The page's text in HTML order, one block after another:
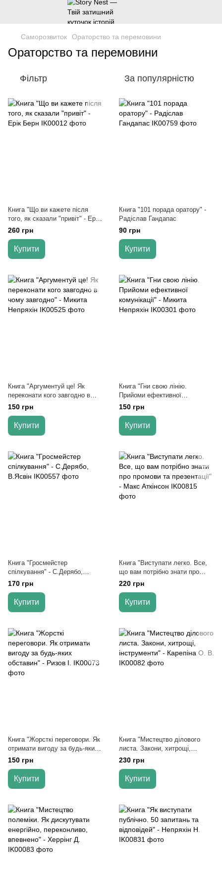
Саморозвиток Ораторство та перемовини
Ораторство та перемовини
Фільтр За популярністю
Книга "Що ви кажете після
того, як сказали "привіт" - Ерік
Берн
260 грн
Купити
Книга "101 порада оратору" -
Радіслав Гандапас
90 грн
Купити
Книга "Аргументуй це! Як
переконати кого завгодно в
чому завгодно" - Микита
Непряхін
150 грн
Купити
Книга "Гни свою лінію.
Прийоми ефективної
комунікації" - Микита Непряхін
150 грн
Купити
Книга "Гросмейстер
спілкування" - С.Дерябо,
В.Ясвін
170 грн
Купити
Книга "Виступати легко. Все,
що вам потрібно знати про
промови та презентації" - Макс
Аткінсон
220 грн
Купити
Книга "Жорсткі переговори. Як
отримати вигоду за будь-яких
обставин" - Ризов І.
150 грн
Купити
Книга "Мистецтво ділового
листа. Закони, хитрощі,
інструменти" - Карепіна О. В.
230 грн
Купити